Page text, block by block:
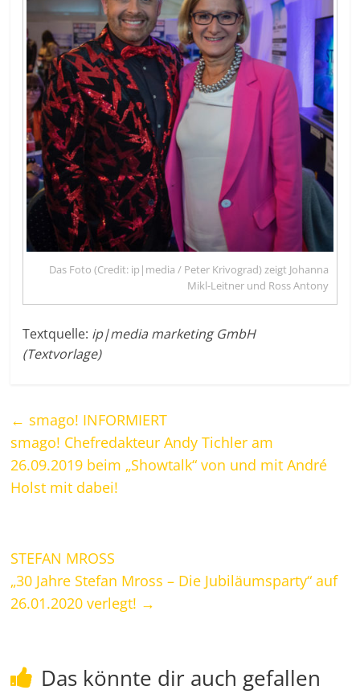
Das Foto (Credit: ip|media / Peter Krivograd) zeigt Johanna
Mikl-Leitner und Ross Antony
Textquelle: ip|media marketing GmbH
(Textvorlage)
← smago! INFORMIERT
smago! Chefredakteur Andy Tichler am
26.09.2019 beim „Showtalk“ von und mit André
Holst mit dabei!
STEFAN MROSS
„30 Jahre Stefan Mross – Die Jubiläumsparty“ auf
26.01.2020 verlegt! →
Das könnte dir auch gefallen